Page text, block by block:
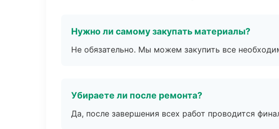
Нужно ли самому закупать материалы?
Не обязательно. Мы можем закупить все
Убираете ли после ремонта?
Да, после завершения всех работ проводится